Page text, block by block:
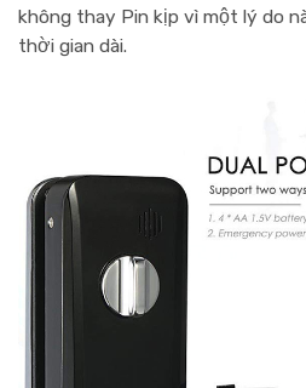
không thay Pin kịp vì một lý do
thời gian dài.